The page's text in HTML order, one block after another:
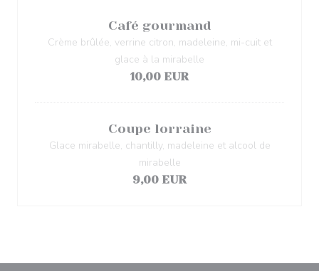
Café gourmand
Crème brûlée, verrine citron, madeleine, mi-cuit et
glace à la mirabelle
10,00 EUR
Coupe lorraine
Glace mirabelle, chantilly, madeleine et alcool de
mirabelle
9,00 EUR